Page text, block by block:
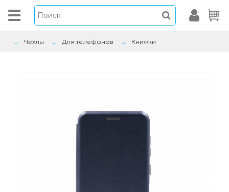
Чехлы Для телефонов Книжки